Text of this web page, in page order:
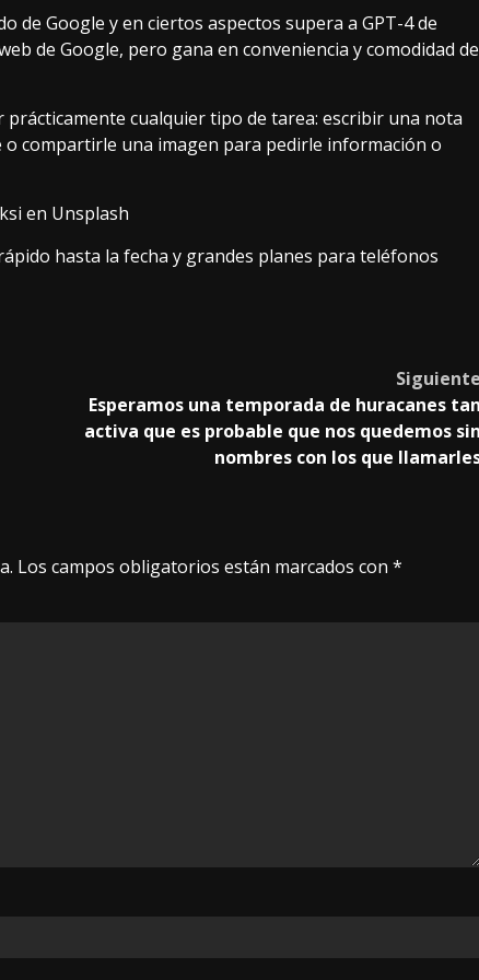
de Google y en ciertos aspectos supera a GPT-4de
de Google, pero gana en conveniencia y comodidad de
prácticamente cualquier tipo de tarea: escribir una nota
compartirle una imagen para pedirle información o
en Unsplash
hasta la fecha y grandes planes para teléfonos
Siguiente
Esperamos una temporada de huracanes tan
activa que es probable que nos quedemos sin
nombres con los que
Los campos obligatorios están marcados con *